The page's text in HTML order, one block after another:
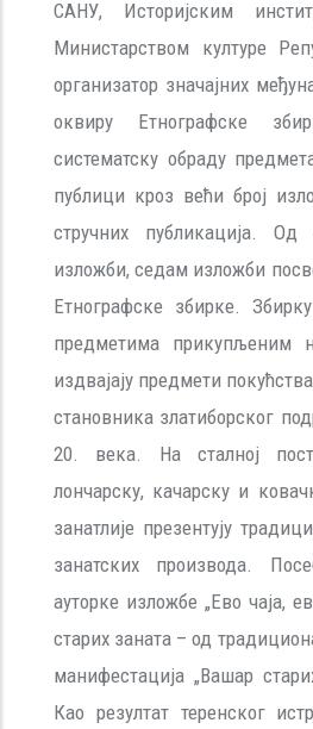
САНУ, Историјским
Министарством културе
организатор значајних
оквиру Етнографске
систематску обраду
публици кроз већи број
стручних публикација. Од
изложби, седам изложби
Етнографске збирке.
предметима прикупљеним
издвајају предмети
становника златиборског
20. века. На сталној
лончарску, качарску и
занатлије презентују
занатских производа.
ауторке изложбе „Ево чаја,
старих заната – од
манифестација „Вашар
Као резултат теренског